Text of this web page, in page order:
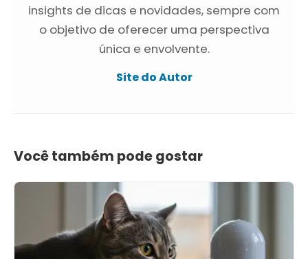
insights de dicas e novidades, sempre com
o objetivo de oferecer uma perspectiva
única e envolvente.
Site do Autor
Você também pode gostar